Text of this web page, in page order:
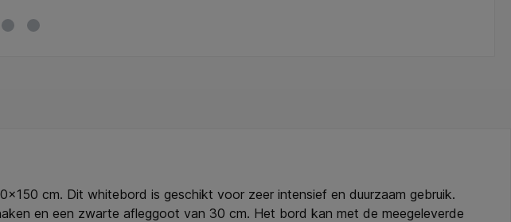
cm. Dit whitebord is geschikt voor zeer intensief en duurzaam gebruik.
en een zwarte afleggoot van 30 cm. Het bord kan met de meegeleverde